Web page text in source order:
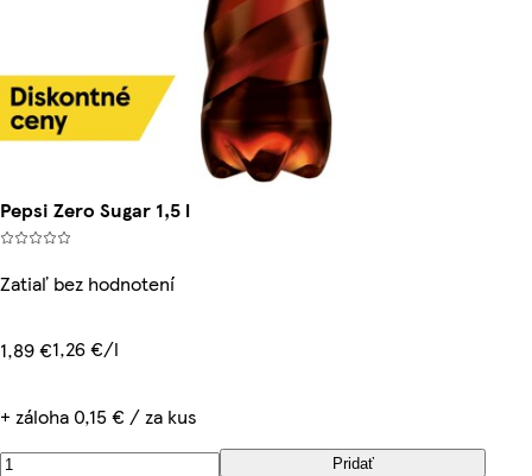
Pepsi Zero Sugar 1,5 l
Zatiaľ bez hodnotení
1,89 €1,26 €/l
+ záloha 0,15 € / za kus
Pridať